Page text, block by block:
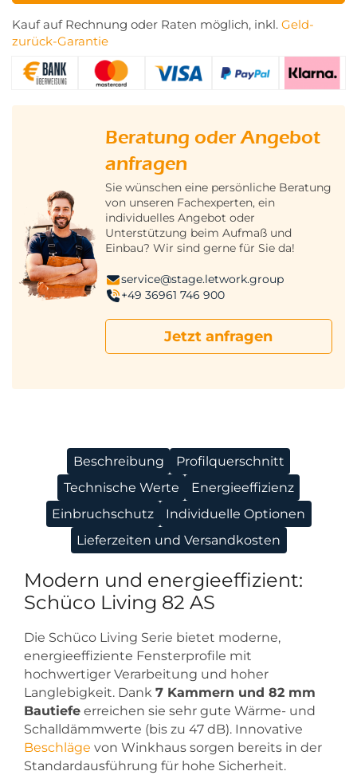
Kauf auf Rechnung oder Raten möglich, inkl. Geld-
zurück-Garantie
Beratung oder Angebot
anfragen
Sie wünschen eine persönliche Beratung
von unseren Fachexperten, ein
individuelles Angebot oder
Unterstützung beim Aufmaß und
Einbau? Wir sind gerne für Sie da!
service@stage.letwork.group
+49 36961 746 900
Jetzt anfragen
Beschreibung
Profilquerschnitt
Technische Werte
Energieeffizienz
Einbruchschutz
Individuelle Optionen
Lieferzeiten und Versandkosten
Modern und energieeffizient:
Schüco Living 82 AS
Die Schüco Living Serie bietet moderne,
energieeffiziente Fensterprofile mit
hochwertiger Verarbeitung und hoher
Langlebigkeit. Dank 7 Kammern und 82 mm
Bautiefe erreichen sie sehr gute Wärme- und
Schalldämmwerte (bis zu 47 dB). Innovative
Beschläge von Winkhaus sorgen bereits in der
Standardausführung für hohe Sicherheit.